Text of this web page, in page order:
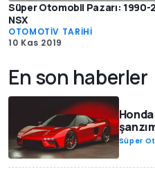
Süper Otomobil Pazarı: 1990-
NSX
OTOMOTİV TARİHİ
10 Kas 2019
En son haberler
Süper